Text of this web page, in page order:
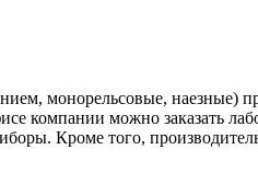
монорельсовые, наезные)
компании можно заказать
Кроме того,